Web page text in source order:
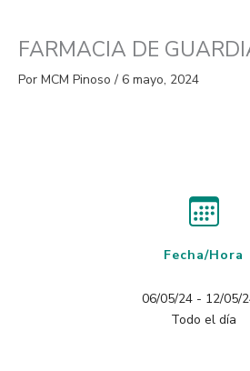
FARMACIA DE
Por MCM Pinoso / 6 mayo, 2024
Fecha/Hora
06/05/24 - 12/05/
Todo el día